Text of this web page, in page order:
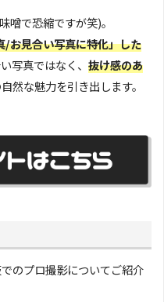
で恐縮ですが笑)。
/お見合い写真に特化」した
写真ではなく、 抜け感のあ
然な魅力を引き出します。
のプロ撮影についてご紹介